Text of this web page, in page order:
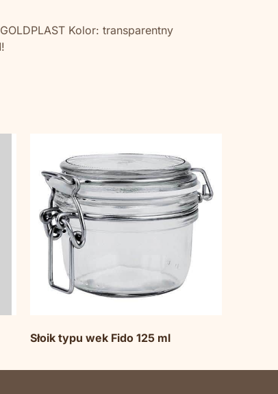
Kolor: transparentny
Słoik typu wek Fido 125 ml